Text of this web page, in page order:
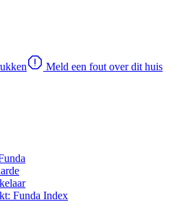
Meld een fout over dit huis
Funda Index